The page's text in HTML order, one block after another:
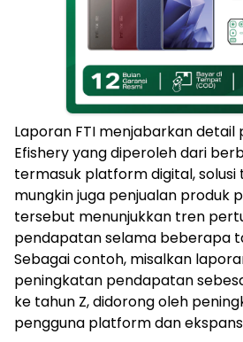
Laporan FTI menjabarkan
Efishery yang diperoleh dari
termasuk platform digital, solusi
mungkin juga penjualan produk
tersebut menunjukkan tren
pendapatan selama beberapa
Sebagai contoh, misalkan
peningkatan pendapatan
ke tahun Z, didorong oleh
pengguna platform dan